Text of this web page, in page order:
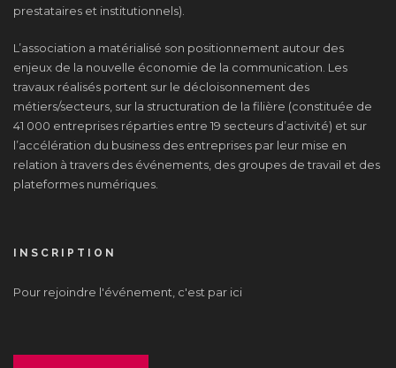
prestataires et institutionnels).
L’association a matérialisé son positionnement autour des
enjeux de la nouvelle économie de la communication. Les
travaux réalisés portent sur le décloisonnement des
métiers/secteurs, sur la structuration de la filière (constituée de
41 000 entreprises réparties entre 19 secteurs d’activité) et sur
l’accélération du business des entreprises par leur mise en
relation à travers des événements, des groupes de travail et des
plateformes numériques.
INSCRIPTION
Pour rejoindre l'événement, c'est par ici